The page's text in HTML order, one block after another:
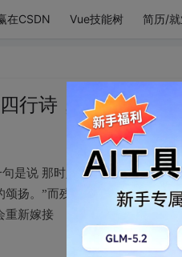
在CSDN Vue技能树 简历/
行诗，里面有
是说 那时人若问起你的美在何
扬。”而残暴的时间和腐朽商
重新嫁接